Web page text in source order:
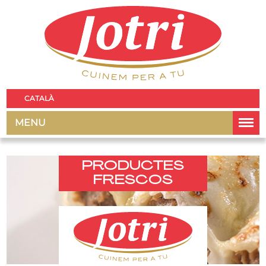
CATALÀ
MENU
PRODUCTES
FRESCOS